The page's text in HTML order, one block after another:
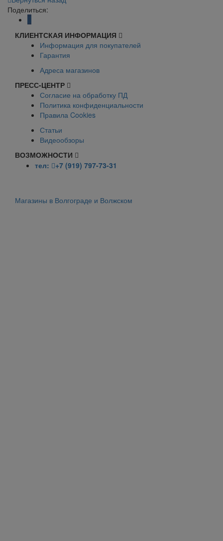
Поделиться:
КЛИЕНТСКАЯ ИНФОРМАЦИЯ
Информация для покупателей
Гарантия
Адреса магазинов
ПРЕСС-ЦЕНТР
Согласие на обработку ПД
Политика конфиденциальности
Правила Cookies
Статьи
Видеообзоры
ВОЗМОЖНОСТИ
тел:
+7 (919) 797-73-31
Магазины в Волгограде и Волжском